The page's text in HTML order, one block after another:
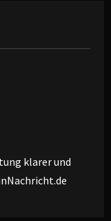
klarer und